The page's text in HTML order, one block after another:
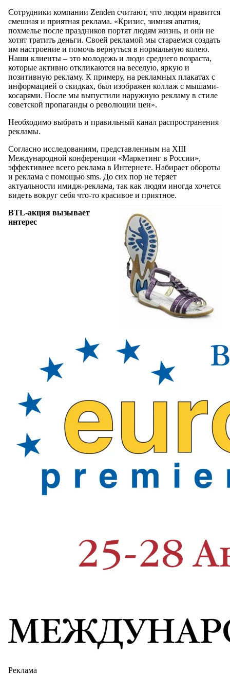
Сотрудники компании Zenden считают, что людям нравится
смешная и приятная реклама. «Кризис, зимняя апатия,
похмелье после праздников портят людям жизнь, и они не
хотят тратить деньги. Своей рекламой мы стараемся создать
им настроение и помочь вернуться в нормальную колею.
Наши клиенты – это молодежь и люди среднего возраста,
которые активно откликаются на веселую, яркую и
позитивную рекламу. К примеру, на рекламных плакатах с
информацией о скидках, был изображен коллаж с мышами-
косарями. После мы выпустили наружную рекламу в стиле
советской пропаганды о революции цен».
Необходимо выбрать и правильный канал распространения
рекламы.
Согласно исследованиям, представленным на XIII
Международной конференции «Маркетинг в России»,
эффективнее всего реклама в Интернете. Набирает обороты
и реклама с помощью sms. До сих пор не теряет
актуальности имидж-реклама, так как людям иногда хочется
видеть вокруг себя что-то красивое и приятное.
BTL-акция вызывает
интерес
Реклама